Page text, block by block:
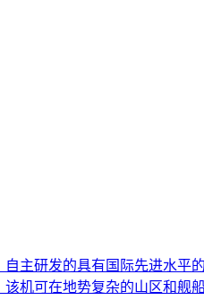
主研发的具有国际先进水平
机可在地势复杂的山区和舰